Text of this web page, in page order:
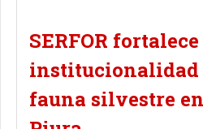
SERFOR
institucionalidad
fauna silvestre